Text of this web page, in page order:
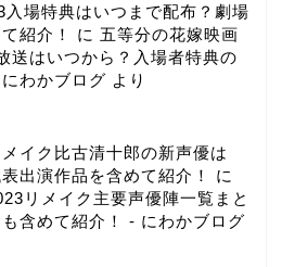
場特典はいつまで配布？劇場
紹介！
に 五等分の花嫁映画
送はいつから？入場者特典の
わかブログ より
イク比古清十郎の新声優は
出演作品を含めて紹介！
に
リメイク主要声優陣一覧まと
含めて紹介！ - にわかブログ